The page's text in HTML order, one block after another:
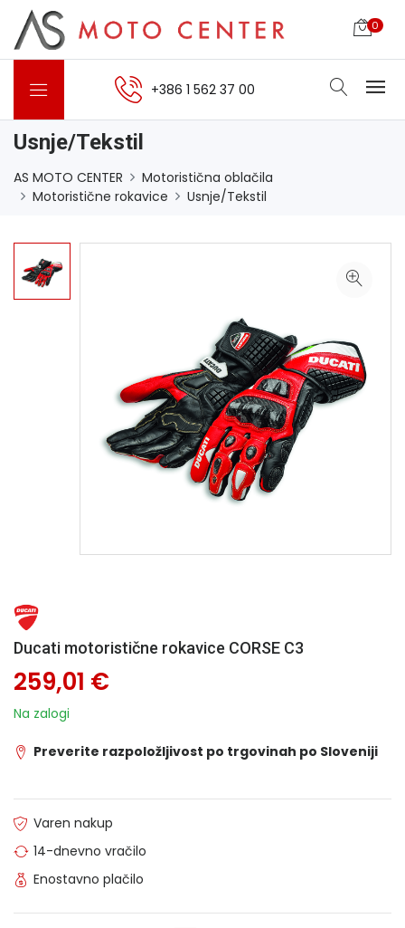
0
+386 1 562 37 00
Usnje/Tekstil
AS MOTO CENTER
Motoristična oblačila
Motoristične rokavice
Usnje/Tekstil
Ducati motoristične rokavice CORSE C3
259,01 €
Na zalogi
Preverite razpoložljivost po trgovinah po Sloveniji
Varen nakup
14-dnevno vračilo
Enostavno plačilo